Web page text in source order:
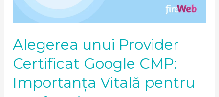
Alegerea unui Provider
Certificat Google CMP:
Importanța Vitală pentru
Importanța
pentru
Conformitate